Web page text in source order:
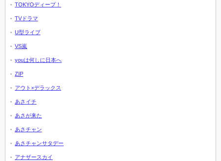
TOKYOディープ！
TVドラマ
U型ライブ
VS嵐
youは何しに日本へ
ZIP
アウト×デラックス
あさイチ
あさが来た
あさチャン
あさチャンサタデー
アナザースカイ